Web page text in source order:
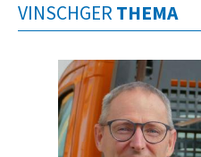
VINSCHGER THEMA